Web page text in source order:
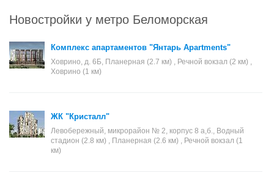
Новостройки у метро Беломорская
Комплекс апартаментов "Янтарь Apartments"
Ховрино, д. 6Б, Планерная (2.7 км) , Речной вокзал (2 км) ,
Ховрино (1 км)
ЖК "Кристалл"
Левобережный, микрорайон № 2, корпус 8 а,б., Водный
стадион (2.8 км) , Планерная (2.6 км) , Речной вокзал (1
км)